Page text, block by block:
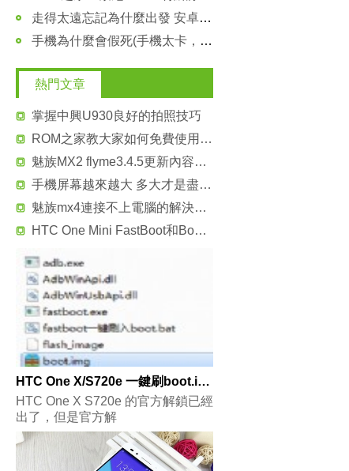
走得太遠忘記為什麼出發 安卓機不應單純追求大屏
手機為什麼會假死(手機太卡，卡住了)？
熱門文章
掌握中興U930良好的拍照技巧
ROM之家教大家如何免費使用miui付費主題
魅族MX2 flyme3.4.5更新內容及下載地址
手機屏幕越來越大 多大才是盡頭？
魅族mx4連接不上電腦的解決方法
HTC One Mini FastBoot和BootLoader模式講解
HTC One X/S720e 一鍵刷boot.img ，ROOT教程
HTC One X S720e 的官方解鎖已經
出了，但是官方解